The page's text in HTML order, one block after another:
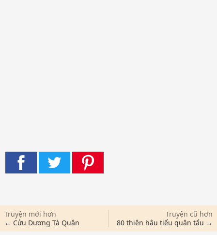
Truyện mới hơn
← Cửu Dương Tà Quân
Truyện cũ hơn
80 thiên hậu tiểu quân tẩu →